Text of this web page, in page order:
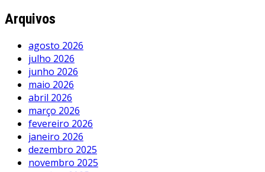
Arquivos
agosto 2026
julho 2026
junho 2026
maio 2026
abril 2026
março 2026
fevereiro 2026
janeiro 2026
dezembro 2025
novembro 2025